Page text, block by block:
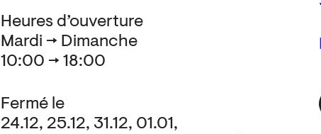
Heures d’ouverture
Mardi → Dimanche
10:00 → 18:00
Fermé le
24.12, 25.12, 31.12, 01.01,